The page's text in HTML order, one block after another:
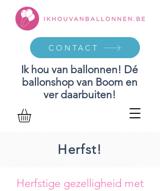
Ik hou van ballonnen! Dé
ballonshop van Boom en
ver daarbuiten!
CONTACT
Herfst!
Herfstige gezelligheid met